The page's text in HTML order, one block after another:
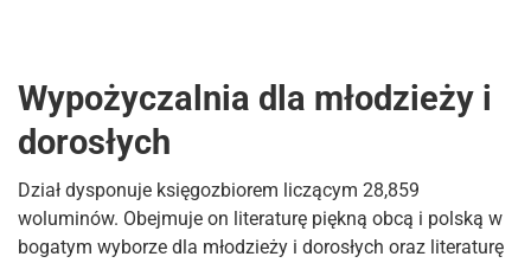
Wypożyczalnia dla młodzieży i
dorosłych
Dział dysponuje księgozbiorem liczącym 28,859
woluminów. Obejmuje on literaturę piękną obcą i polską w
bogatym wyborze dla młodzieży i dorosłych oraz literaturę